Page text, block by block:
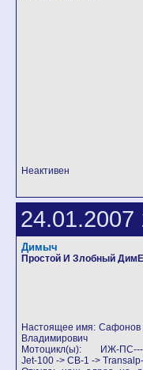
Неактивен
24.01.2007
Димыч
Простой И Злобный
Настоящее имя: Сафонов
Владимирович
Мотоцикл(ы): ИЖ-
Jet-100 -> CB-1 ->